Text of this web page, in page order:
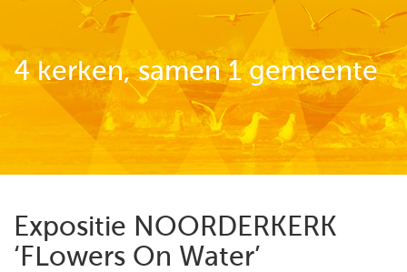
4 kerken, samen 1 gemeente
Expositie NOORDERKERK
‘FLowers On Water’